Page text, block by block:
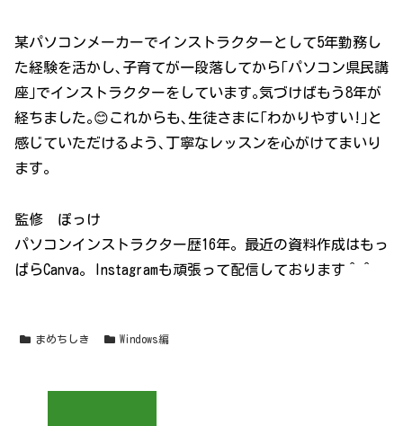
某パソコンメーカーでインストラクターとして5年勤務し
た経験を活かし､子育てが一段落してから｢パソコン県民講
座｣でインストラクターをしています｡気づけばもう8年が
経ちました｡😊これからも､生徒さまに｢わかりやすい!｣と
感じていただけるよう､丁寧なレッスンを心がけてまいり
ます｡
監修 ぽっけ
パソコンインストラクター歴16年。最近の資料作成はもっ
ぱらCanva。Instagramも頑張って配信しております＾＾
まめちしき Windows編